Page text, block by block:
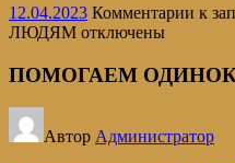
12.04.2023 Комментарии к
ЛЮДЯМ отключены
ПОМОГАЕМ
Автор Администратор